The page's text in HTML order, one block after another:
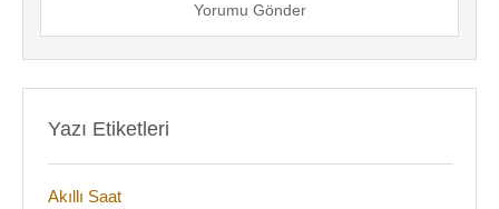
Yorumu Gönder
Yazı Etiketleri
Akıllı Saat